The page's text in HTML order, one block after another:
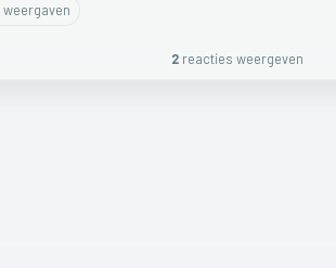
weergaven
2 reacties weergeven